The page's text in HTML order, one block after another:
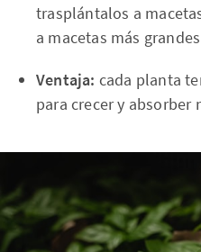
trasplántalos a
a macetas más
Ventaja: cada planta
para crecer y absorber